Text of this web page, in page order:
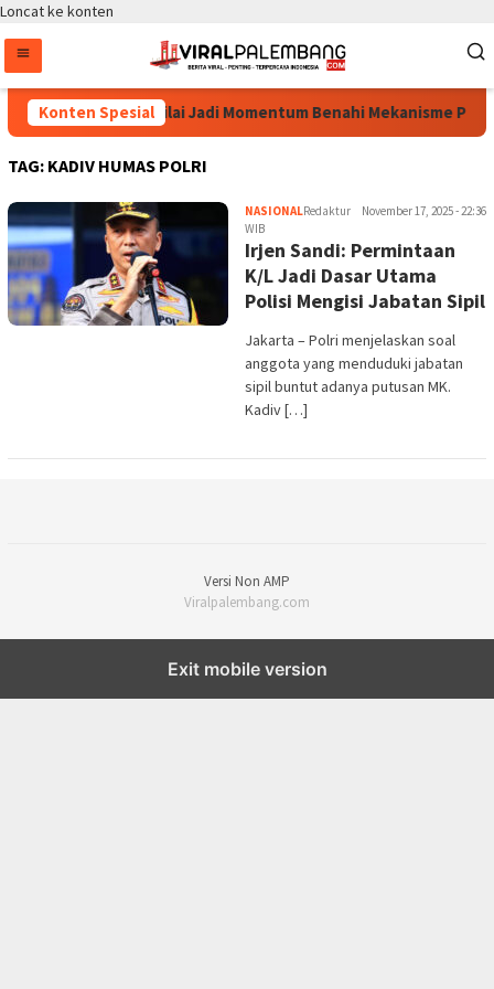
Loncat ke konten
Konten Spesial
Revisi UU HAM Dinilai Jadi Momentum Benahi Mekanisme
TAG: KADIV HUMAS POLRI
NASIONALRedaktur
November 17, 2025 - 22:36
WIB
Irjen Sandi: Permintaan
K/L Jadi Dasar Utama
Polisi Mengisi Jabatan Sipil
Jakarta – Polri menjelaskan soal
anggota yang menduduki jabatan
sipil buntut adanya putusan MK.
Kadiv […]
Versi Non AMP
Viralpalembang.com
Exit mobile version